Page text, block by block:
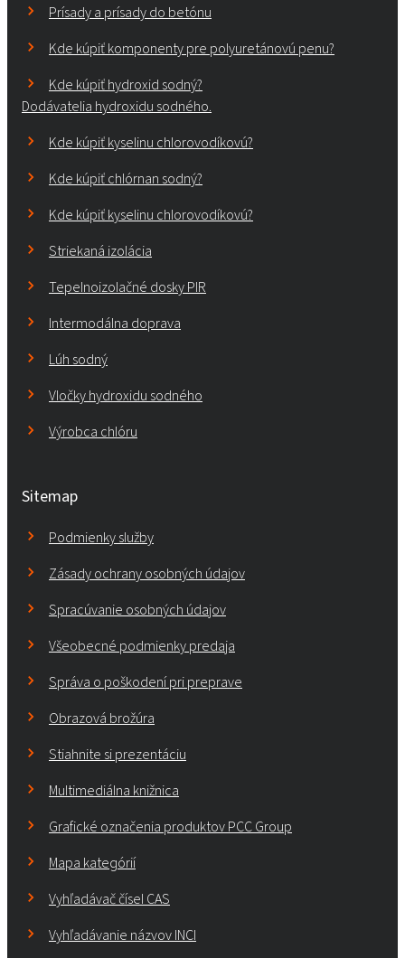
Prísady a prísady do betónu
Kde kúpiť komponenty pre polyuretánovú penu?
Kde kúpiť hydroxid sodný?
Dodávatelia hydroxidu sodného.
Kde kúpiť kyselinu chlorovodíkovú?
Kde kúpiť chlórnan sodný?
Kde kúpiť kyselinu chlorovodíkovú?
Striekaná izolácia
Tepelnoizolačné dosky PIR
Intermodálna doprava
Lúh sodný
Vločky hydroxidu sodného
Výrobca chlóru
Sitemap
Podmienky služby
Zásady ochrany osobných údajov
Spracúvanie osobných údajov
Všeobecné podmienky predaja
Správa o poškodení pri preprave
Obrazová brožúra
Stiahnite si prezentáciu
Multimediálna knižnica
Grafické označenia produktov PCC Group
Mapa kategórií
Vyhľadávač čísel CAS
Vyhľadávanie názvov INCI